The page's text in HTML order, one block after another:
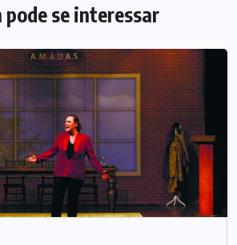
se interessar